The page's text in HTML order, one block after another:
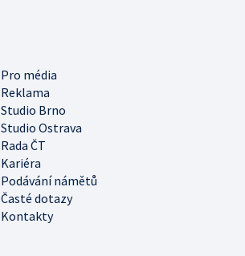
Pro média
Reklama
Studio Brno
Studio Ostrava
Rada ČT
Kariéra
Podávání námětů
Časté dotazy
Kontakty